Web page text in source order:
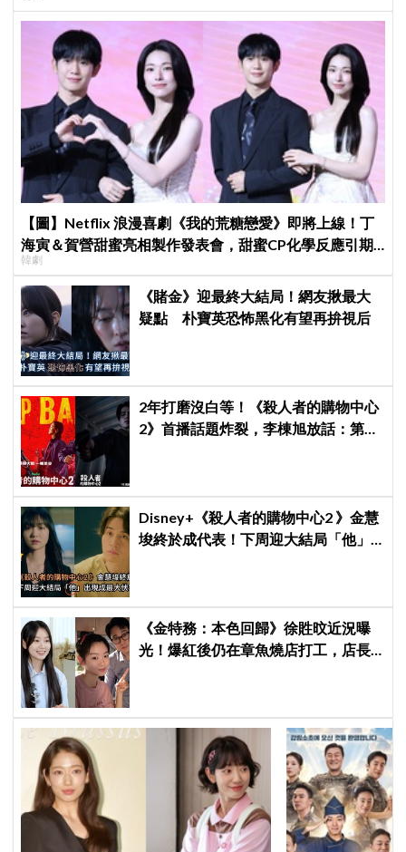
【圖】Netflix 浪漫喜劇《我的荒糖戀愛》即將上線！丁
海寅＆賀營甜蜜亮相製作發表會，甜蜜CP化學反應引期
待
韓劇
《賭金》迎最終大結局！網友揪最大
疑點 朴寶英恐怖黑化有望再拚視后
2年打磨沒白等！《殺人者的購物中心
2》首播話題炸裂，李棟旭放話：第三
Disney+《殺人者的購物中心2 》金慧
埈終於成代表！下周迎大結局「他」
《金特務：本色回歸》徐貹旼近況曝
光！爆紅後仍在章魚燒店打工，店長